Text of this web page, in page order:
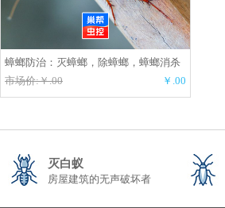
蟑螂防治：灭蟑螂，除蟑螂，蟑螂消杀
市场价:￥.00
￥.00
灭白蚁
房屋建筑的无声破坏者